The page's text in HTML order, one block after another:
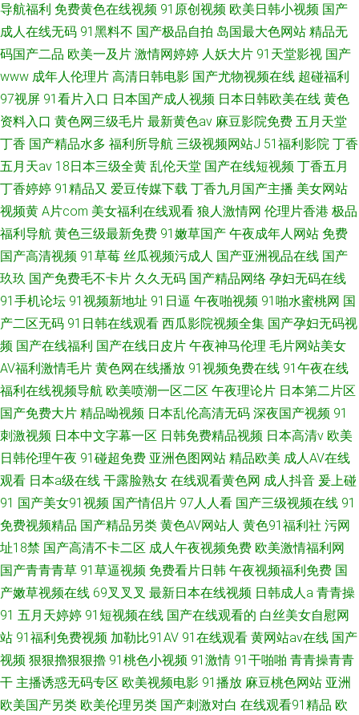
导航福利 免费黄色在线视频 91原创视频 欧美日韩小视频 国产
成人在线无码 91黑料不 国产极品自拍 岛国最大色网站 精品无
码国产二品 欧美一及片 激情网婷婷 人妖大片 91天堂影视 国产
www 成年人伦理片 高清日韩电影 国产尤物视频在线 超碰福利
97视屏 91看片入口 日本国产成人视频 日本日韩欧美在线 黄色
资料入口 黄色网三级毛片 最新黄色av 麻豆影院免费 五月天堂
丁香 国产精品水多 福利所导航 三级视频网站J 51福利影院 丁香
五月天av 18日本三级全黄 乱伦天堂 国产在线短视频 丁香五月
丁香婷婷 91精品又 爱豆传媒下载 丁香九月国产主播 美女网站
视频黄 A片com 美女福利在线观看 狼人激情网 伦理片香港 极品
福利导航 黄色三级最新免费 91嫩草国产 午夜成年人网站 免费
国产高清视频 91草莓 丝瓜视频污成人 国产亚洲视品在线 国产
玖玖 国产免费毛不卡片 久久无码 国产精品网络 孕妇无码在线
91手机论坛 91视频新地址 91日逼 午夜啪视频 91啪水蜜桃网 国
产二区无码 91日韩在线观看 西瓜影院视频全集 国产孕妇无码视
频 国产在线福利 国产在线日皮片 午夜神马伦理 毛片网站美女
AV福利激情毛片 黄色网在线播放 91视频免费在线 91午夜在线
福利在线视频导航 欧美喷潮一区二区 午夜理论片 日本第二片区
国产免费大片 精品呦视频 日本乱伦高清无码 深夜国产视频 91
刺激视频 日本中文字幕一区 日韩免费精品视频 日本高清v 欧美
日韩伦理午夜 91碰超免费 亚洲色图网站 精品欧美 成人AV在线
观看 日本a级在线 干露脸熟女 在线观看黄色网 成人抖音 爰上碰
91 国产美女91视频 国产情侣片 97人人看 国产三级视频在线 91
免费视频精品 国产精品另类 黄色AV网站人 黄色91福利社 污网
址18禁 国产高清不卡二区 成人午夜视频免费 欧美激情福利网
国产青青青草 91草逼视频 免费看片日韩 午夜视频福利免费 国
产嫩草视频在线 69叉叉叉 最新日本在线视频 日韩成人a 青青操
91 五月天婷婷 91短视频在线 国产在线观看的 白丝美女自慰网
站 91福利免费视频 加勒比91AV 91在线观看 黄网站av在线 国产
视频 狠狠擼狠狠擼 91桃色小视频 91激情 91干啪啪 青青操青青
干 主播诱惑无码专区 欧美视频电影 91播放 麻豆桃色网站 亚洲
欧美国产另类 欧美伦理另类 国产刺激对白 在线观看91精品 欧